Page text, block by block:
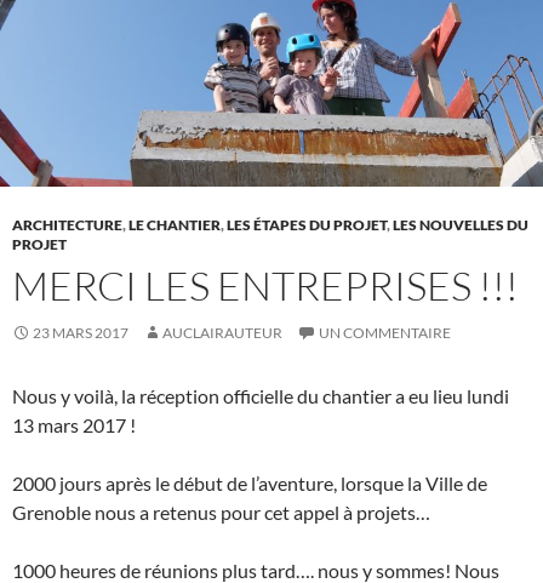
ARCHITECTURE,LE CHANTIER,LES ÉTAPES DU PROJET,LES NOUVELLES DU
PROJET
MERCI LES ENTREPRISES !!!
23 MARS 2017 AUCLAIRAUTEUR UN COMMENTAIRE
Nous y voilà, la réception officielle du chantier a eu lieu lundi
13 mars 2017 !
2000 jours après le début de l’aventure, lorsque la Ville de
Grenoble nous a retenus pour cet appel à projets…
1000 heures de réunions plus tard…. nous y sommes! Nous